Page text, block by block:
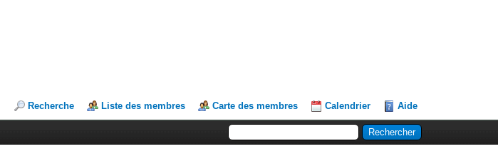
Recherche Liste des membres Carte des membres Calendrier Aide